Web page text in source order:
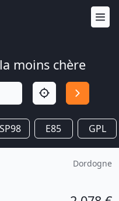
moins chère
SP98 E85 GPL
Dordogne